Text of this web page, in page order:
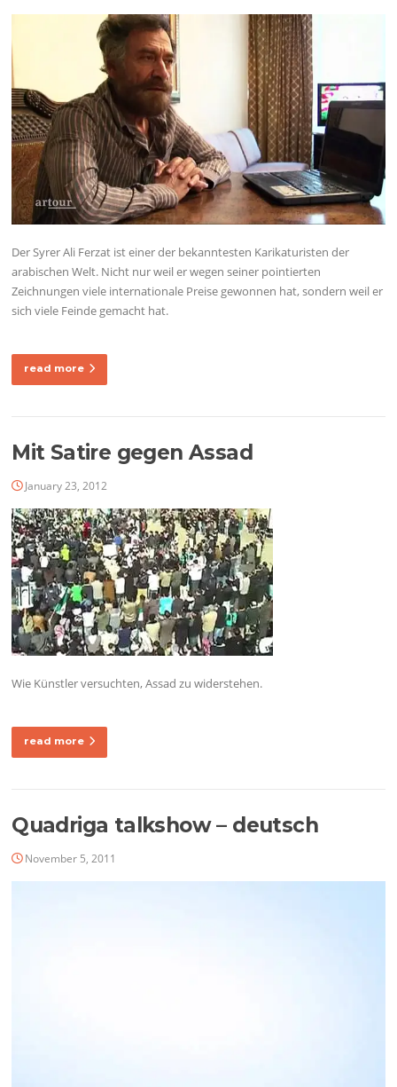
Der Syrer Ali Ferzat ist einer der bekanntesten Karikaturisten der
arabischen Welt. Nicht nur weil er wegen seiner pointierten
Zeichnungen viele internationale Preise gewonnen hat, sondern weil er
sich viele Feinde gemacht hat.
read more
Mit Satire gegen Assad
January 23, 2012
Wie Künstler versuchten, Assad zu widerstehen.
read more
Quadriga talkshow – deutsch
November 5, 2011